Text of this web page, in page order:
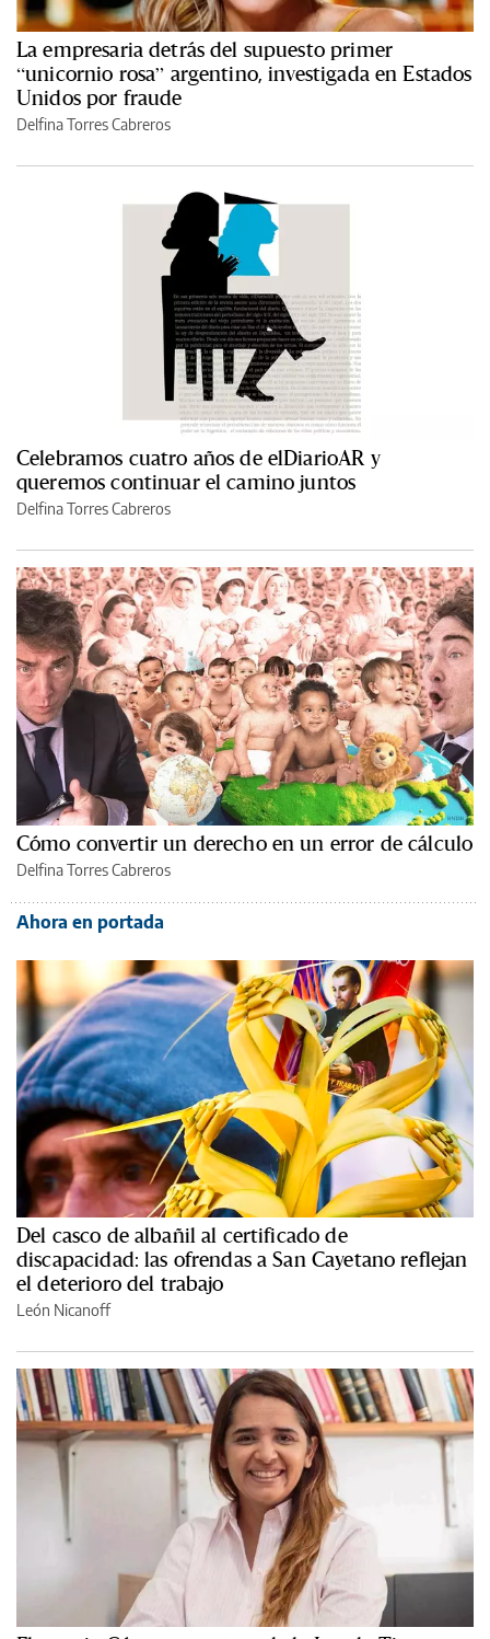
La empresaria detrás del supuesto primer
“unicornio rosa” argentino, investigada en Estados
Unidos por fraude
Delfina Torres Cabreros
Celebramos cuatro años de elDiarioAR y
queremos continuar el camino juntos
Delfina Torres Cabreros
Cómo convertir un derecho en un error de cálculo
Delfina Torres Cabreros
Ahora en portada
Del casco de albañil al certificado de
discapacidad: las ofrendas a San Cayetano reflejan
el deterioro del trabajo
León Nicanoff